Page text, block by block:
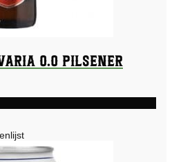
0.0 Pilsener